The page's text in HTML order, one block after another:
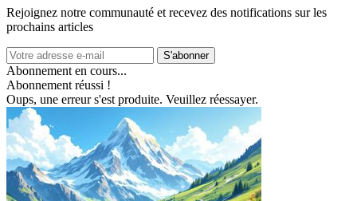
Rejoignez notre communauté et recevez des notifications sur les
prochains articles
S'abonner
Abonnement en cours...
Abonnement réussi !
Oups, une erreur s'est produite. Veuillez réessayer.